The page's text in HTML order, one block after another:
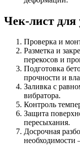
Чек-лист для
Проверка и
Разметка и
перекосов и
Подготовка
прочности и
Заливка с
вибратора.
Контроль
Защита
пересыхания.
Досрочная
необходимости